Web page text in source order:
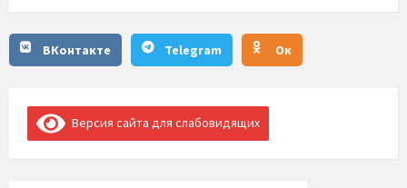
ВКонтакте Telegram Ок
Версия сайта для слабовидящих